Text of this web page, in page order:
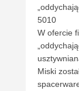
5010
W ofercie
Miski